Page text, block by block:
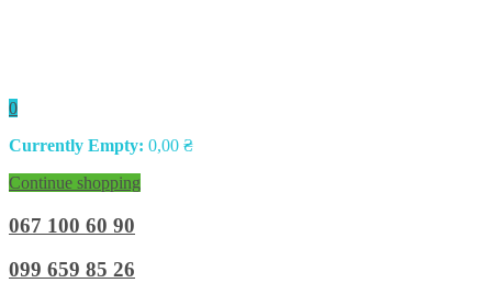
0
Currently Empty: 0,00 ₴
Continue shopping
067 100 60 90
099 659 85 26